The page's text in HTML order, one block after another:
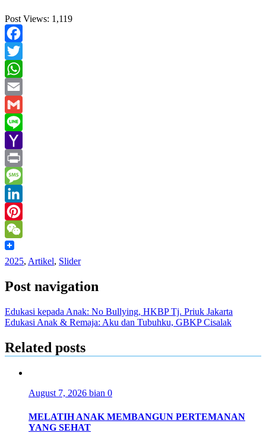
Post Views: 1,119
Facebook
Twitter
WhatsApp
Email
Gmail
Line
Yahoo
Mail
Print
Message
LinkedIn
Pinterest
WeChat
2025, Artikel, Slider
Post navigation
Edukasi kepada Anak: No Bullying, HKBP Tj. Priuk Jakarta
Edukasi Anak & Remaja: Aku dan Tubuhku, GBKP Cisalak
Related posts
August 7, 2026 bian 0
MELATIH ANAK MEMBANGUN PERTEMANAN
YANG SEHAT